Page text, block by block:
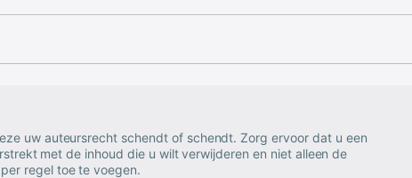
uw auteursrecht schendt of schendt. Zorg ervoor dat u een
met de inhoud die u wilt verwijderen en niet alleen de
regel toe te voegen.